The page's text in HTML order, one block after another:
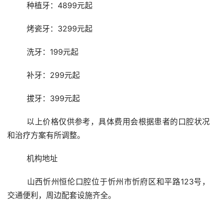
	种植牙：4899元起
	烤瓷牙：3299元起
	洗牙：199元起
	补牙：299元起
	拔牙：399元起
和治疗方案有所调整。
	机构地址
交通便利，周边配套设施齐全。